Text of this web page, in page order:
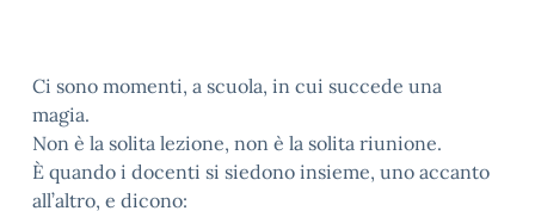
Ci sono momenti, a scuola, in cui succede una
magia.
Non è la solita lezione, non è la solita riunione.
È quando i docenti si siedono insieme, uno accanto
all’altro, e dicono: